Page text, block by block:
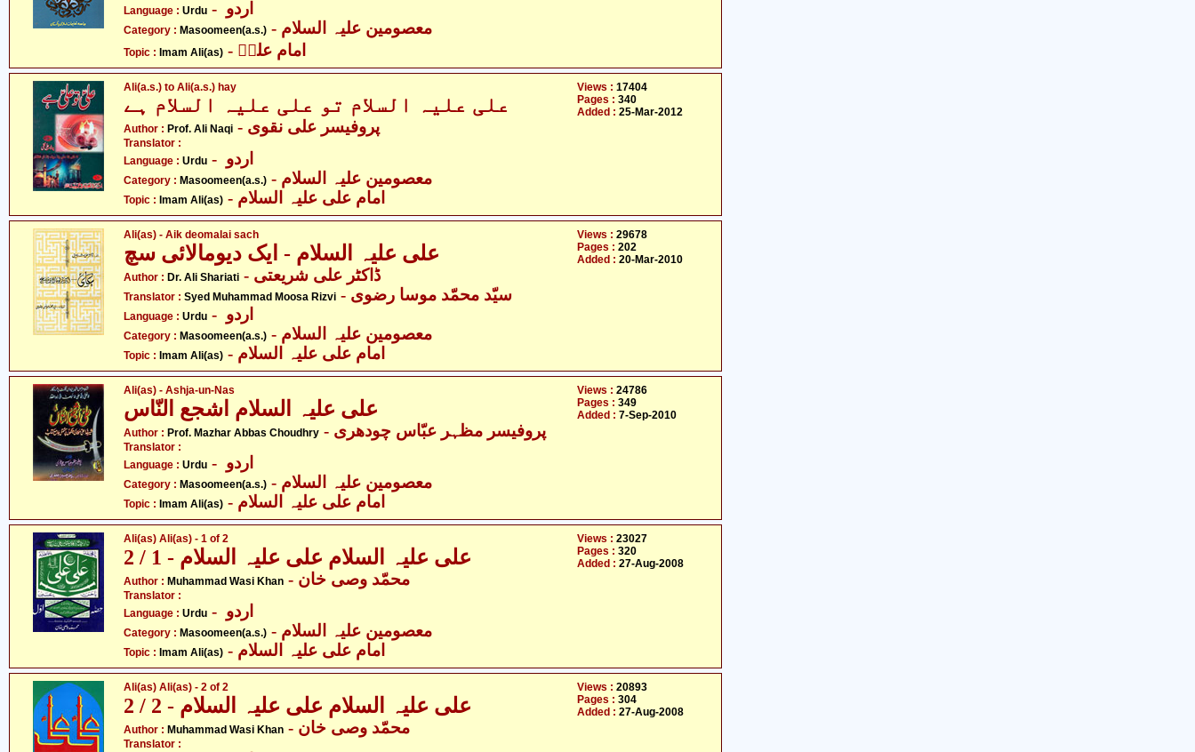
Language : Urdu
Category : Masoomeen(a.s.)
Topic : Imam Ali(as) - امام علیؑ
Ali(a.s.) to Ali(a.s.) hay
علی علیہ السلام تو علی علیہ السلام ہے
Author : Prof. Ali Naqi - پروفیسر علی نقوی
Translator :
Language : Urdu
Category : Masoomeen(a.s.)
Topic : Imam Ali(as) - امام علی علیہ السلام
Views : 17404
Pages : 340
Added : 25-Mar-2012
Ali(as) - Aik deomalai sach
علی علیہ السلام - ایک دیومالائی سچ
Author : Dr. Ali Shariati - ڈاکٹر علی شریعتی
Translator : Syed Muhammad Moosa Rizvi
Language : Urdu
Category : Masoomeen(a.s.)
Topic : Imam Ali(as) - امام علی علیہ السلام
Views : 29678
Pages : 202
Added : 20-Mar-2010
Ali(as) - Ashja-un-Nas
Author : Prof. Mazhar Abbas Choudhry - پروفیسر مظہر عبّاس چودھری
Translator :
Language : Urdu
Category : Masoomeen(a.s.)
Topic : Imam Ali(as) - امام علی علیہ السلام
Views : 24786
Pages : 349
Added : 7-Sep-2010
Ali(as) Ali(as) - 1 of 2
علی علیہ السلام علی علیہ السلام - 1 / 2
Author : Muhammad Wasi Khan - محمّد وصی خان
Translator :
Language : Urdu
Category : Masoomeen(a.s.)
Topic : Imam Ali(as) - امام علی علیہ السلام
Views : 23027
Pages : 320
Added : 27-Aug-2008
Ali(as) Ali(as) - 2 of 2
علی علیہ السلام علی علیہ السلام - 2 / 2
Author : Muhammad Wasi Khan - محمّد وصی خان
Translator :
Views : 20893
Pages : 304
Added : 27-Aug-2008